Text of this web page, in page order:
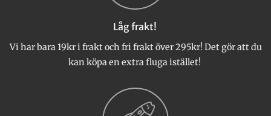
produktsidanLåg frakt!
Vi har bara 19kr i frakt och fri frakt över 295kr! Det gör att du
kan köpa en extra fluga istället!